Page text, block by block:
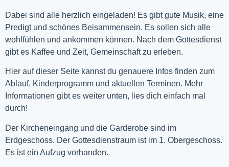
Dabei sind alle herzlich eingeladen! Es gibt gute Musik, eine
Predigt und schönes Beisammensein. Es sollen sich alle
wohlfühlen und ankommen können. Nach dem Gottesdienst
gibt es Kaffee und Zeit, Gemeinschaft zu erleben.
Hier auf dieser Seite kannst du genauere Infos finden zum
Ablauf, Kinderprogramm und aktuellen Terminen. Mehr
Informationen gibt es weiter unten, lies dich einfach mal
durch!
Der Kircheneingang und die Garderobe sind im
Erdgeschoss. Der Gottesdienstraum ist im 1. Obergeschoss.
Es ist ein Aufzug vorhanden.